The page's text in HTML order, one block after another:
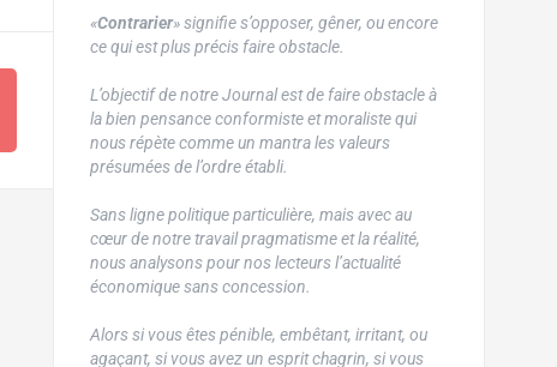
«Contrarier» signifie s’opposer, gêner, ou encore
ce qui est plus précis faire obstacle.
L’objectif de notre Journal est de faire obstacle à
la bien pensance conformiste et moraliste qui
nous répète comme un mantra les valeurs
présumées de l’ordre établi.
Sans ligne politique particulière, mais avec au
cœur de notre travail pragmatisme et la réalité,
nous analysons pour nos lecteurs l’actualité
économique sans concession.
Alors si vous êtes pénible, embêtant, irritant, ou
agaçant, si vous avez un esprit chagrin, si vous